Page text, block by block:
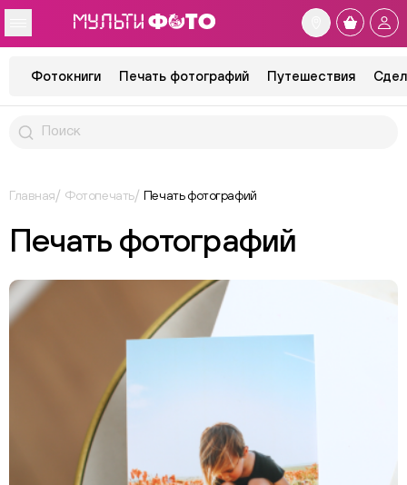
Фотокниги Печать фотографий Путешествия
Главная Фотопечать Печать фотографий
Печать фотографий